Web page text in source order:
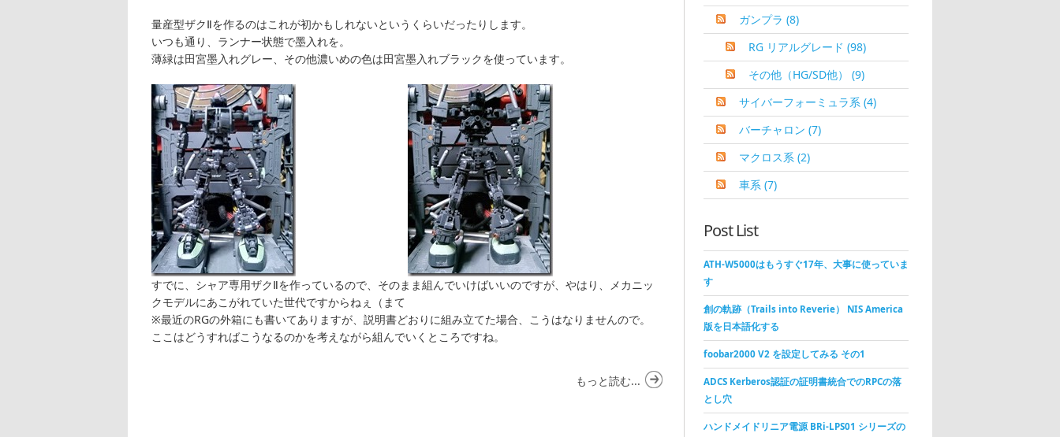
量産型ザクⅡを作るのはこれが初かもしれないというくらいだったりします。
いつも通り、ランナー状態で墨入れを。
薄緑は田宮墨入れグレー、その他濃いめの色は田宮墨入れブラックを使っています。
すでに、シャア専用ザクⅡを作っているので、そのまま組んでいけばいいのですが、やはり、メカニッ
クモデルにあこがれていた世代ですからねぇ（まて
※最近のRGの外箱にも書いてありますが、説明書どおりに組み立てた場合、こうはなりませんので。
ここはどうすればこうなるのかを考えながら組んでいくところですね。
もっと読む...
ガンプラ (8)
RG リアルグレード (98)
その他（HG/SD他） (9)
サイバーフォーミュラ系 (4)
バーチャロン (7)
マクロス系 (2)
車系 (7)
Post List
ATH-W5000はもうすぐ17年、大事に使っていま
す
創の軌跡（Trails into Reverie） NIS America
版を日本語化する
foobar2000 V2 を設定してみる その1
ADCS Kerberos認証の証明書統合でのRPCの落
とし穴
ハンドメイドリニア電源 BRi-LPS01 シリーズの